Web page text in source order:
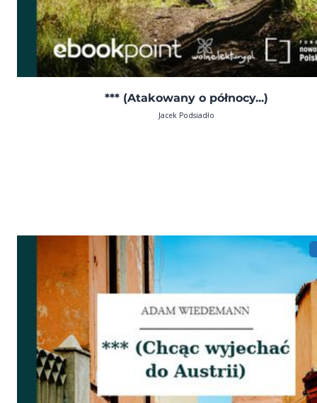
*** (Atakowany o północy...)
Jacek Podsiadło